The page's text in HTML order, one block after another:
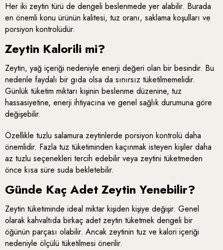
Her iki zeytin türü de dengeli beslenmede yer alabilir. Burada
en önemli konu ürünün kalitesi, tuz oranı, saklama koşulları ve
porsiyon kontrolüdür.
Zeytin Kalorili mi?
Zeytin, yağ içeriği nedeniyle enerji değeri olan bir besindir. Bu
nedenle faydalı bir gıda olsa da sınırsız tüketilmemelidir.
Günlük tüketim miktarı kişinin beslenme düzenine, tuz
hassasiyetine, enerji ihtiyacına ve genel sağlık durumuna göre
değişebilir.
Özellikle tuzlu salamura zeytinlerde porsiyon kontrolü daha
önemlidir. Fazla tuz tüketiminden kaçınmak isteyen kişiler daha
az tuzlu seçenekleri tercih edebilir veya zeytini tüketmeden
önce kısa süre suda bekletebilir.
Günde Kaç Adet Zeytin Yenebilir?
Zeytin tüketiminde ideal miktar kişiden kişiye değişir. Genel
olarak kahvaltıda birkaç adet zeytin tüketmek dengeli bir
öğünün parçası olabilir. Ancak zeytinin tuz ve kalori içeriği
nedeniyle ölçülü tüketilmesi önerilir.